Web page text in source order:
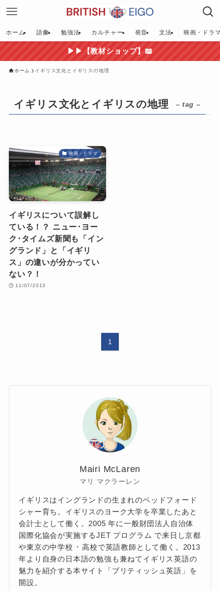
ホーム 語彙 勉強法 カルチャー 発音 文法 映画・ドラ
▶▶【教材ショップ】📖
ホーム イギリス文化とイギリスの地理
イギリス文化とイギリスの地理 – tag –
映画・ドラマ
イギリスについて誤解し
ている！？ ニュー･ヨー
ク･タイムズ新聞も「イン
グランド」と「イギリ
ス」の違いが分かってい
ない？！
11/07/2013
1
Mairi McLaren
マリ マクラーレン
イギリスはイングランドの生まれのベッドフォード
シャー育ち。イギリスのヨーク大学を卒業したあと
会計士として働く。2005 年に一般財団法人自治体
国際化協会が実施するJET プログラム で来日し京都
や東京の中学校 ･ 高校で英語教師として働く。2013
年より自身の日本語の勉強も兼ねてイギリス英語の
魅力を紹介する本サイト「ブリティッシュ英語」を
開設。